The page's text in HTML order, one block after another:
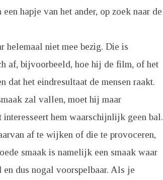
hapje van het ander, op zoek naar de
helemaal niet mee bezig. Die is
af, bijvoorbeeld, hoe hij de film, of het
het eindresultaat de mensen raakt.
zal vallen, moet hij maar
interesseert hem waarschijnlijk geen bal.
af te wijken of die te provoceren,
smaak is namelijk een smaak waar
dus nogal voorspelbaar. Als je